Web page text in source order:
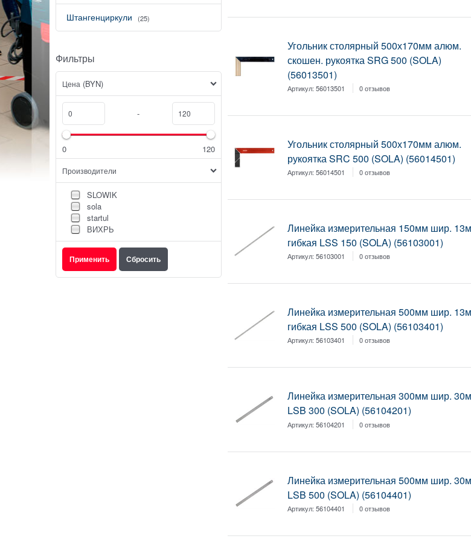
Штангенциркули (25)
Фильтры
Цена (BYN)
-
0 120
Производители
SLOWIK
sola
startul
ВИХРЬ
Угольник столярный 500х170мм алюм.
скошен. рукоятка SRG 500 (SOLA)
(56013501)
Артикул:56013501 0 отзывов
Угольник столярный 500х170мм алюм.
рукоятка SRC 500 (SOLA) (56014501)
Артикул:56014501 0 отзывов
Линейка измерительная 150мм шир.
гибкая LSS 150 (SOLA) (56103001)
Артикул:56103001 0 отзывов
Линейка измерительная 500мм шир.
гибкая LSS 500 (SOLA) (56103401)
Артикул:56103401 0 отзывов
Линейка измерительная 300мм шир.
LSB 300 (SOLA) (56104201)
Артикул:56104201 0 отзывов
Линейка измерительная 500мм шир.
LSB 500 (SOLA) (56104401)
Артикул:56104401 0 отзывов